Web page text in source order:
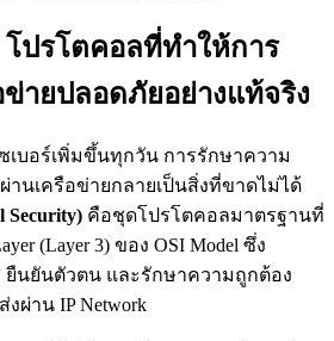
โปรโตคอลที่ทำให้การ
ายปลอดภัยอย่างแท้จริง
บอร์เพิ่มขึ้นทุกวัน การรักษาความ
นเครือข่ายกลายเป็นสิ่งที่ขาดไม่ได้
Security) คือชุดโปรโตคอลมาตรฐานที่
(Layer 3) ของ OSI Model ซึ่ง
ยืนยันตัวตน และรักษาความถูกต้อง
ผ่าน IP Network